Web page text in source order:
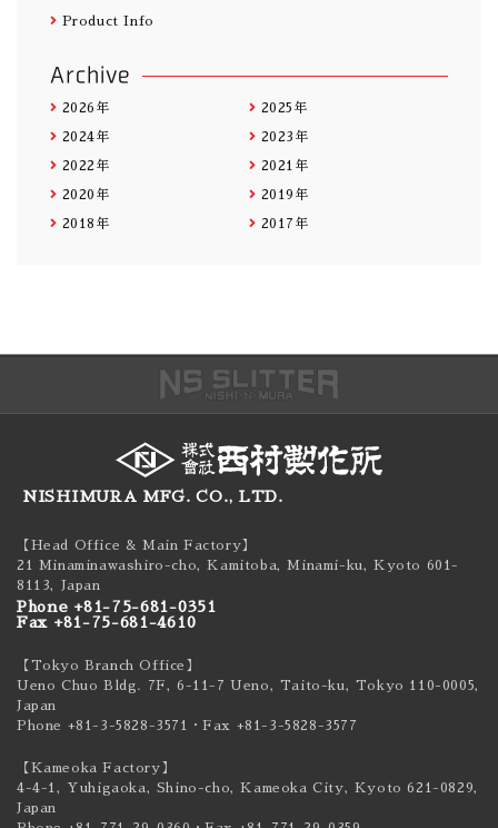
Product Info
Archive
2026年 2025年
2024年 2023年
2022年 2021年
2020年 2019年
2018年 2017年
NISHIMURA MFG. CO., LTD.
【Head Office & Main Factory】
21 Minaminawashiro-cho, Kamitoba, Minami-ku,Kyoto 601-
8113, Japan
Phone +81-75-681-0351
Fax +81-75-681-4610
【Tokyo Branch Office】
Ueno Chuo Bldg. 7F, 6-11-7 Ueno, Taito-ku, Tokyo 110-0005,
Japan
Phone +81-3-5828-3571
・Fax +81-3-5828-3577
【Kameoka Factory】
4-4-1, Yuhigaoka, Shino-cho, Kameoka City, Kyoto 621-0829,
Japan